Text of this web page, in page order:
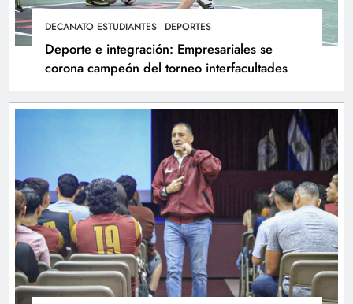
DECANATO ESTUDIANTES DEPORTES
Deporte e integración: Empresariales se
corona campeón del torneo interfacultades